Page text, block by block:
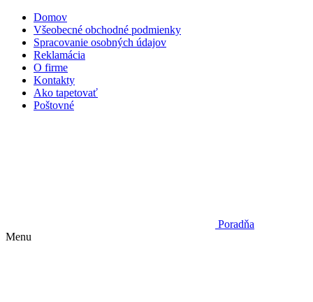
Domov
Všeobecné obchodné podmienky
Spracovanie osobných údajov
Reklamácia
O firme
Kontakty
Ako tapetovať
Poštovné
Poradňa
Menu